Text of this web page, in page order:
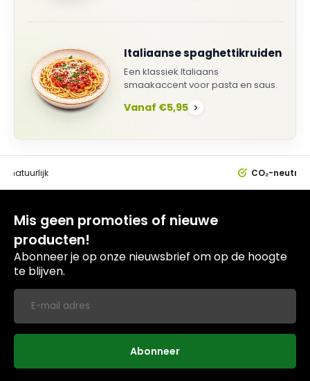
Italiaanse spaghettikruiden
Een klassiek Italiaans
smaakaccent voor pasta en saus.
Vanaf €5,95 ›
natuurlijk CO₂-
Mis geen promoties of nieuwe
producten!
Abonneer je op onze nieuwsbrief om op de hoogte
te blijven.
Abonneer